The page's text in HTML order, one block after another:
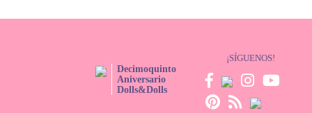
Decimoquinto
Aniversario
Dolls&Dolls
¡SÍGUENOS!